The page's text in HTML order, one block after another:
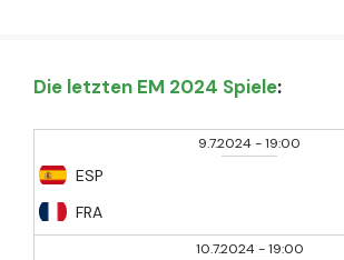
Die letzten EM 2024 Spiele:
9.7.2024-19:00
ESP
FRA
10.7.2024-19:00